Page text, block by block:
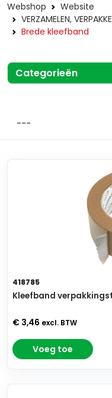
Webshop
Website
VERZAMELEN,
Brede kleefband
Categorieën
418785
Kleefband
€ 3,46 excl. BTW
Voeg toe